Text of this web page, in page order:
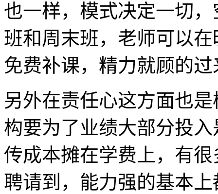
也一样，模式决定一切
班和周末班，老师可以
免费补课，精力就顾的过
另外在责任心这方面也
构要为了业绩大部分投
传成本摊在学费上，有
聘请到，能力强的基本